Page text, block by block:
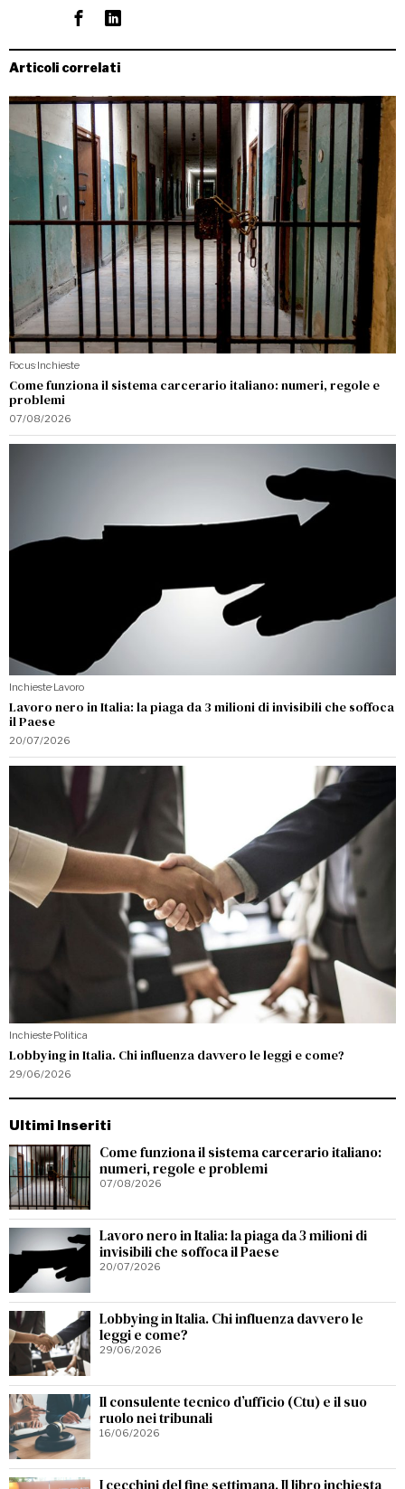
Articoli correlati
Focus·Inchieste
Come funziona il sistema carcerario italiano: numeri, regole e
problemi
07/08/2026
Inchieste·Lavoro
Lavoro nero in Italia: la piaga da 3 milioni di invisibili che soffoca
il Paese
20/07/2026
Inchieste·Politica
Lobbying in Italia. Chi influenza davvero le leggi e come?
29/06/2026
Ultimi Inseriti
Come funziona il sistema carcerario italiano:
numeri, regole e problemi
07/08/2026
Lavoro nero in Italia: la piaga da 3 milioni di
invisibili che soffoca il Paese
20/07/2026
Lobbying in Italia. Chi influenza davvero le
leggi e come?
29/06/2026
Il consulente tecnico d’ufficio (Ctu) e il suo
ruolo nei tribunali
16/06/2026